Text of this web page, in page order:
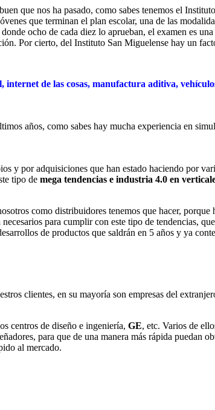
que nos ha pasado, como sabes tenemos el
que terminan el plan escolar, una de las
ocho de cada diez lo aprueban, el examen es
Por cierto, del Instituto San Miguelense hay un
de las cosas, manufactura aditiva,
años, como sabes hay mucha experiencia en
y por adquisiciones que han estado haciendo por
tipo de mega tendencias e industria 4.0 en
como distribuidores tenemos que hacer, porque
necesarios para cumplir con este tipo de tendencias,
de productos que saldrán en 5 años y ya
clientes, en su mayoría son empresas del
centros de diseño e ingeniería, GE, etc. Varios de
para que de una manera más rápida puedan
al mercado.